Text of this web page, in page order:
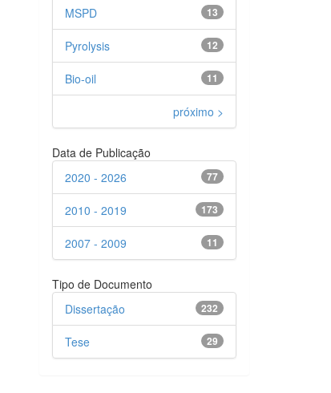
13
MSPD
12
Pyrolysis
11
Bio-oil
próximo >
Data de Publicação
77
2020 - 2026
173
2010 - 2019
11
2007 - 2009
Tipo de Documento
232
Dissertação
29
Tese